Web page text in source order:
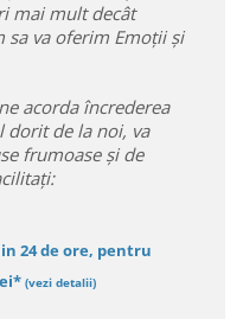
mai mult decât
va oferim Emoții și
acorda încrederea
dorit de la noi, va
frumoase și de
24 de ore, pentru
(vezi detalii)